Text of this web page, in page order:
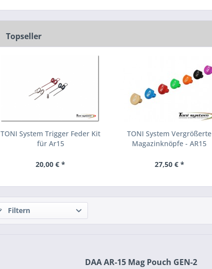
Topseller
TONI System Trigger Feder Kit
für Ar15
20,00 € *
TONI System Vergrößerte
Magazinknöpfe - AR15
27,50 € *
Filtern
DAA AR-15 Mag Pouch GEN-2